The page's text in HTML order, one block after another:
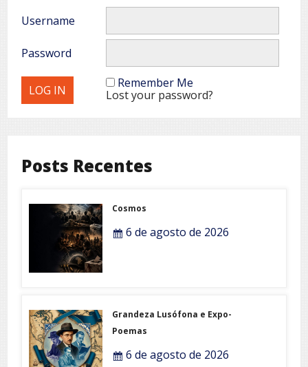
Username
Password
Remember Me
Lost your password?
Posts Recentes
Cosmos
6 de agosto de 2026
Grandeza Lusófona e Expo-
Poemas
6 de agosto de 2026